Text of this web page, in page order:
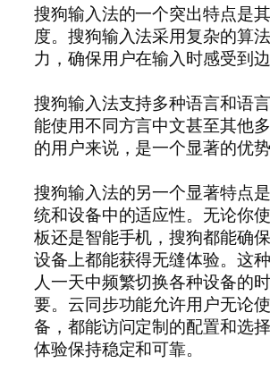
搜狗输入法的一个突出特点是
度。搜狗输入法采用复杂的算
力，确保用户在输入时感受到边
搜狗输入法支持多种语言和语
能使用不同方言中文甚至其他
的用户来说，是一个显著的优势
搜狗输入法的另一个显著特点
统和设备中的适应性。无论你
板还是智能手机，搜狗都能确
设备上都能获得无缝体验。这
人一天中频繁切换各种设备的
要。云同步功能允许用户无论
备，都能访问定制的配置和选
体验保持稳定和可靠。